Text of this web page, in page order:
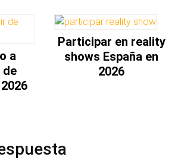
a
de
Participar en reality
shows España en
2026